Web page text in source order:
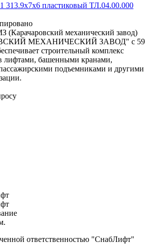
313.9х7х6 пластиковый ТЛ.04.00.000
(Карачаровский механический завод)
МЕХАНИЧЕСКИЙ ЗАВОД" с 59
строительный комплекс
лифтами, башенными кранами,
подъемниками и другими
ответственностью "СнабЛифт"